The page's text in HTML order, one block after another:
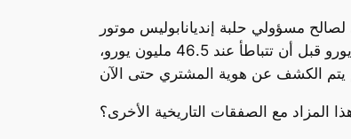
مسؤولي حلبة إنديانابوليس موتور
سبيدواي. وقد كانت التوقعات تشير إلى تجاوزها حاجز 50 مليون يورو، حيث وصلت المزايدات بسرعة إلى 40 مليون يورو قبل أن تتباطأ عند 46.5 مليون يورو،
المزاد مع الصفقات التاريخية الأخرى؟